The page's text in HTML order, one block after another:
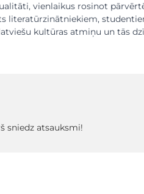
vienlaikus rosinot
literatūrzinātniekiem,
kultūras atmiņu un tās
sniedz atsauksmi!